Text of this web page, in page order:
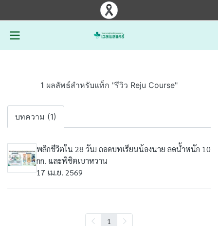
1 ผลลัพธ์สำหรับแท็ก "รีวิว Reju Course"
บทความ (1)
พลิกชีวิตใน 28 วัน! ถอดบทเรียนน้องนาย ลดน้ำหนัก 10
กก. และพิชิตเบาหวาน
17 เม.ย. 2569
1